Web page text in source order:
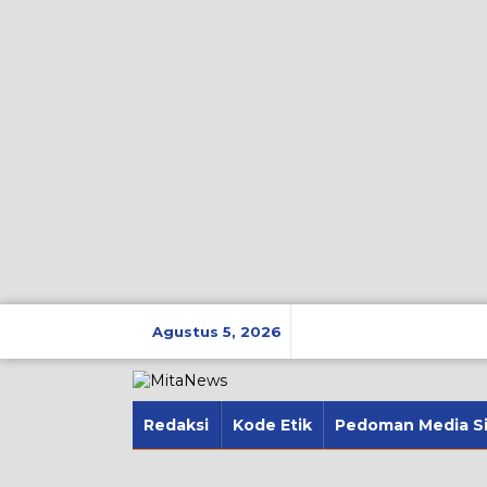
Agustus 5, 2026
Redaksi Kode Etik Pedoman Media